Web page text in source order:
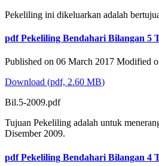
Pekeliling ini dikeluarkan adalah
pdf Pekeliling Bendahari Bilangan 5
Published on 06 March 2017 Modified
Download (pdf, 2.60 MB)
Bil.5-2009.pdf
Tujuan Pekeliling adalah untuk
Disember 2009.
pdf Pekeliling Bendahari Bilangan 4